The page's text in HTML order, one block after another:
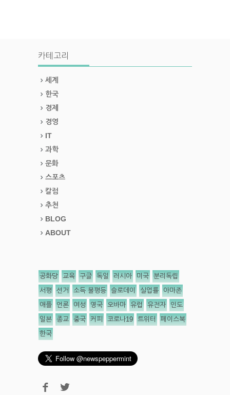
카테고리
세계
한국
경제
경영
IT
과학
문화
스포츠
칼럼
추천
BLOG
ABOUT
공화당 교육 구글 독일 러시아 미국 분리독립
서평 선거 소득 불평등 슬로데이 실업률 아마존
애플 언론 여성 영국 오바마 유럽 유전자 인도
일본 종교 중국 커피 코로나19 트위터 페이스북
한국